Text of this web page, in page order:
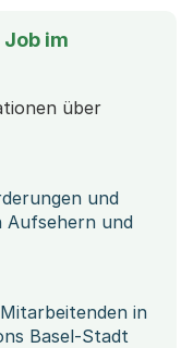
im
über
und
Aufsehern und
in
Basel-Stadt